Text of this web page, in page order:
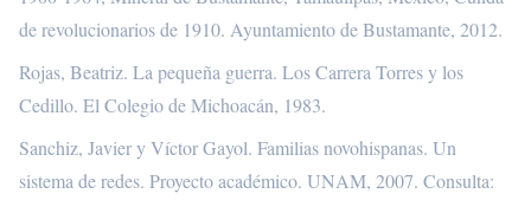
de revolucionarios de 1910. Ayuntamiento de Bustamante, 2012.
Rojas, Beatriz. La pequeña guerra. Los Carrera Torres y los
Cedillo. El Colegio de Michoacán, 1983.
Sanchiz, Javier y Víctor Gayol. Familias novohispanas. Un
sistema de redes. Proyecto académico. UNAM, 2007. Consulta: